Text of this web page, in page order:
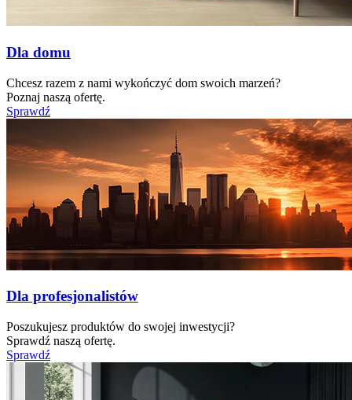
Dla domu
Chcesz razem z nami wykończyć dom swoich marzeń?
Poznaj naszą ofertę.
Sprawdź
Dla profesjonalistów
Poszukujesz produktów do swojej inwestycji?
Sprawdź naszą ofertę.
Sprawdź